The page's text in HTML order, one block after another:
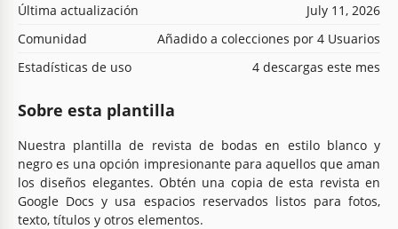
Última actualización
July 11, 2026
Comunidad
Añadido a colecciones por 4 Usuarios
Estadísticas de uso
4 descargas este mes
Sobre esta plantilla
Nuestra plantilla de revista de bodas en estilo blanco y
negro es una opción impresionante para aquellos que aman
los diseños elegantes. Obtén una copia de esta revista en
Google Docs y usa espacios reservados listos para fotos,
texto, títulos y otros elementos.